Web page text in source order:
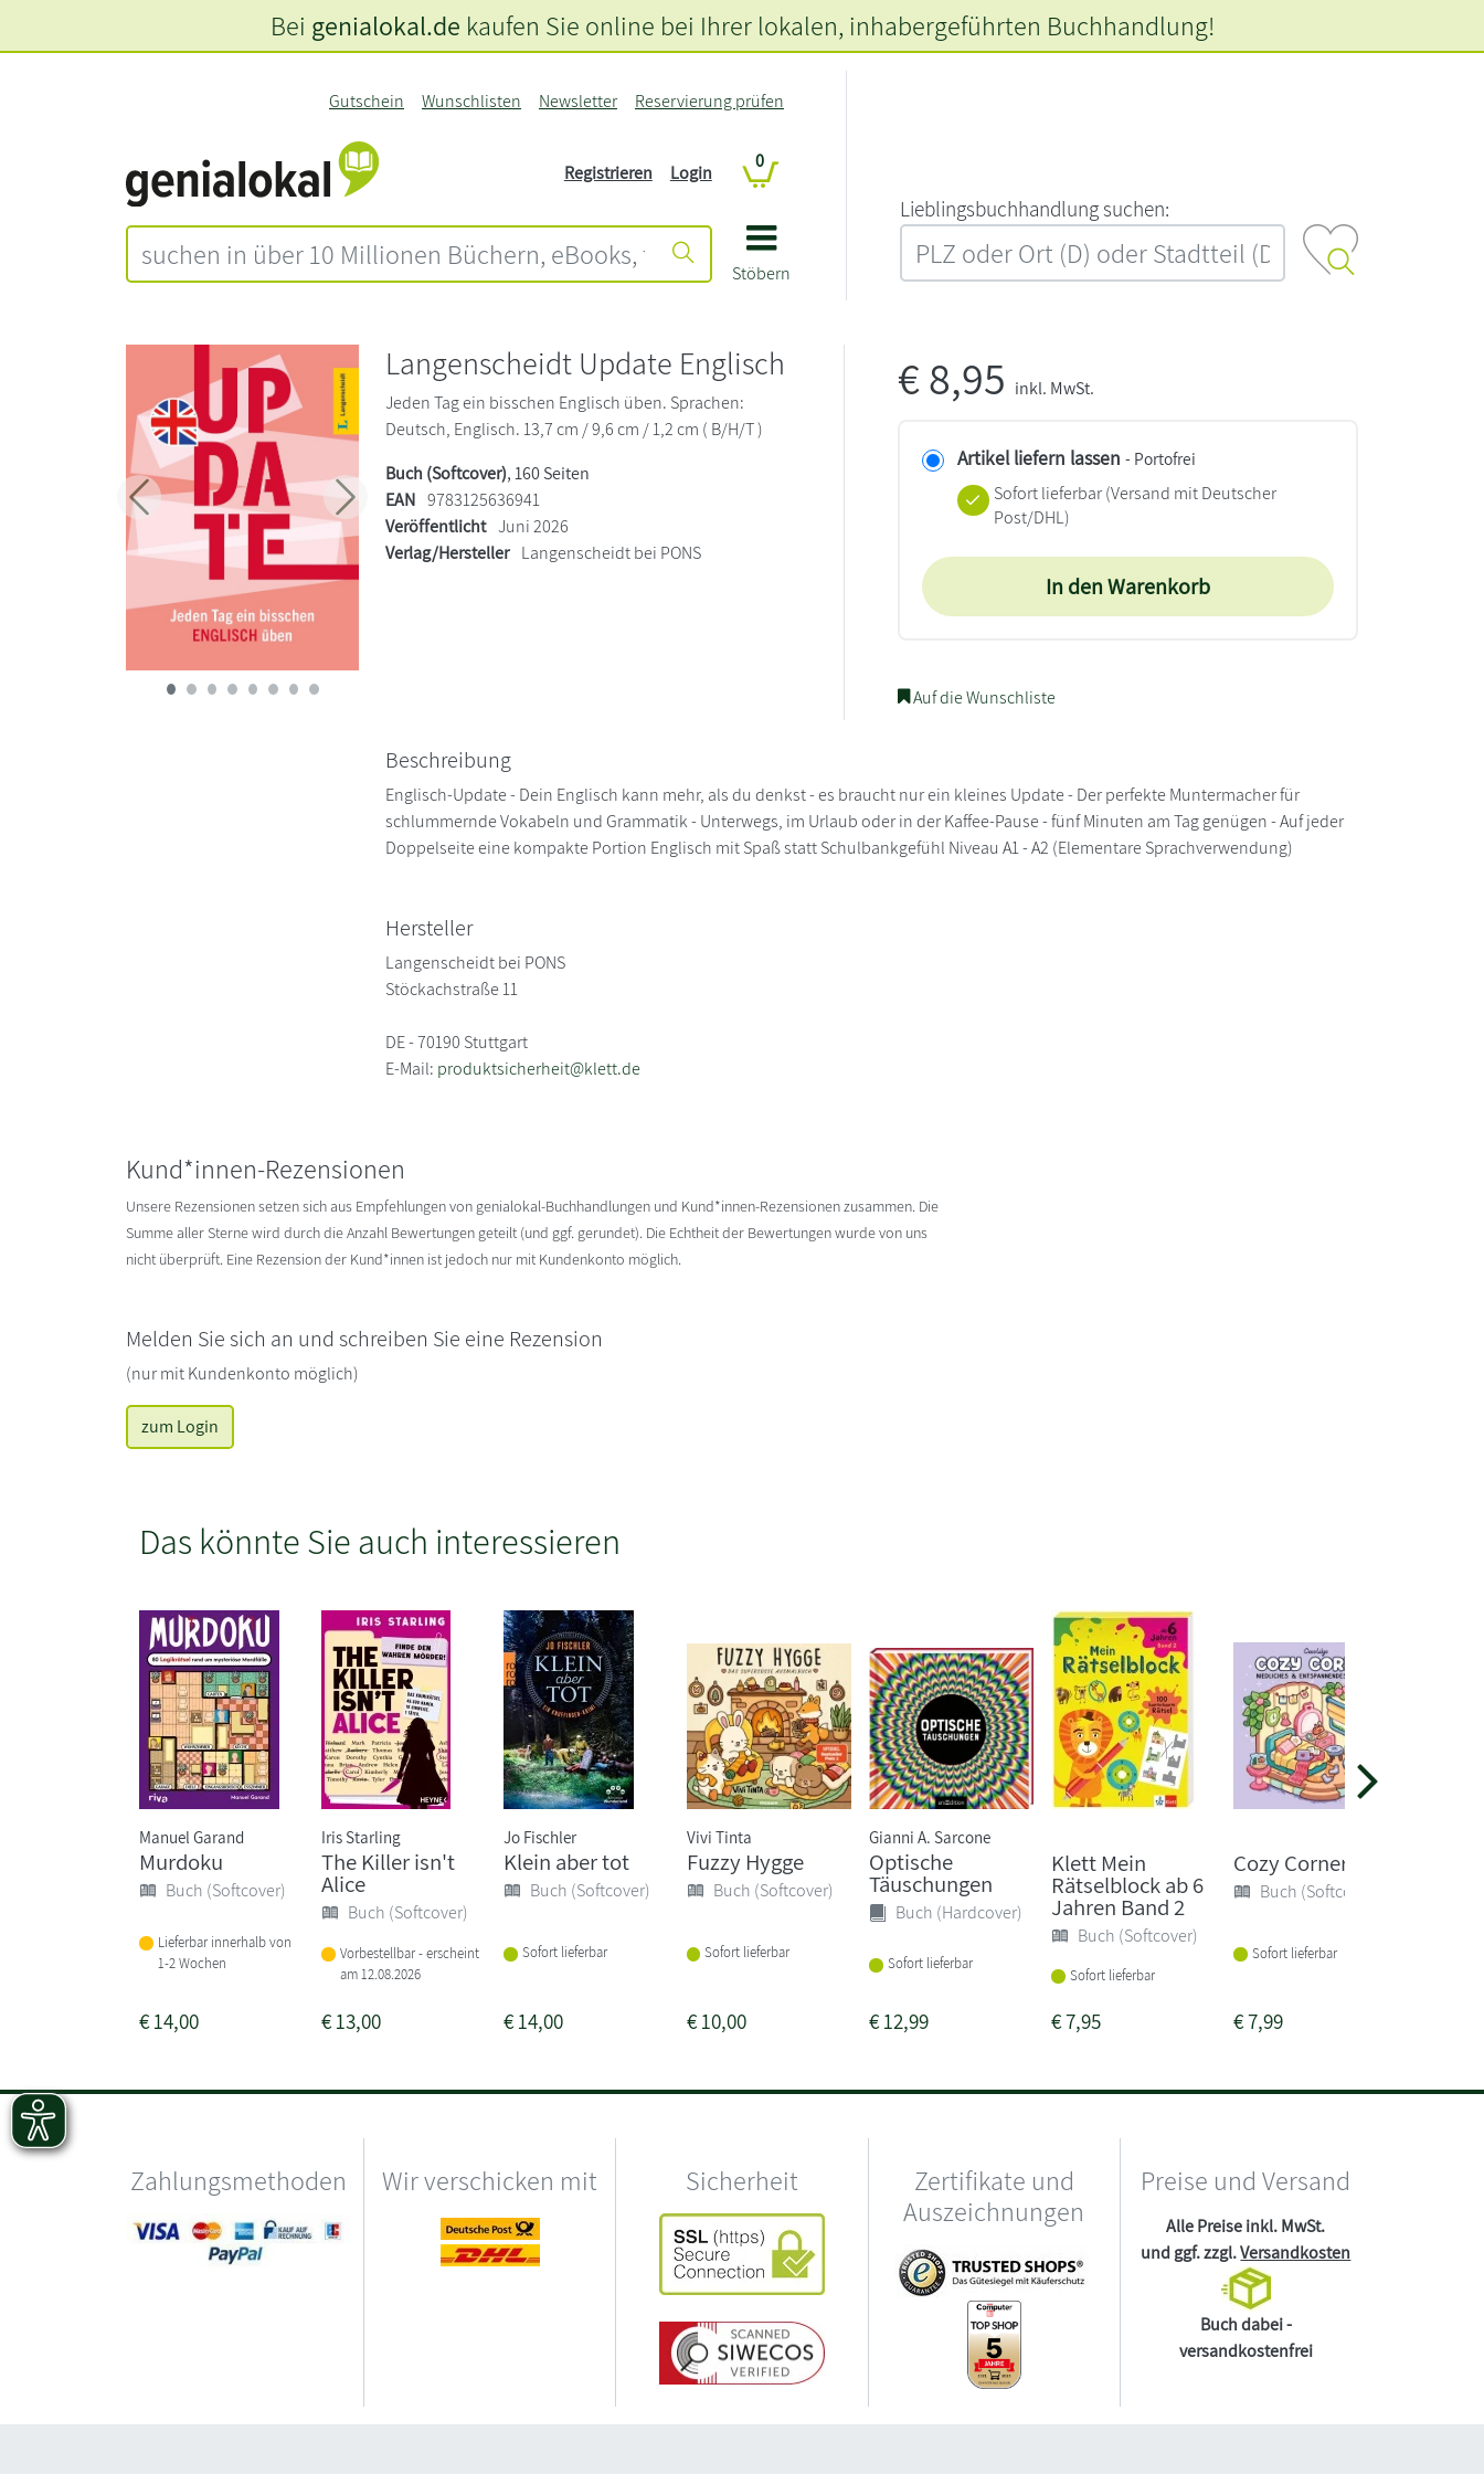
Stöbern
Gutschein Wunschlisten Newsletter Reservierung prüfen
Registrieren Login
0
L‍i‍e‍b‍l‍i‍n‍g‍s‍b‍u‍c‍h‍h‍a‍n‍d‍l‍u‍n‍g‍ ‍s‍u‍c‍h‍e‍n‍:‍
Bei genialokal.de kaufen Sie online bei Ihrer lokalen, inhabergeführten Buchhandlung!
Zurück Weiter
Langenscheidt Update Englisch
Jeden Tag ein bisschen Englisch üben. Sprachen:
Deutsch, Englisch. 13,7 cm / 9,6 cm / 1,2 cm ( B/H/T )
Buch (Softcover), 160 Seiten
EAN 9783125636941
Veröffentlicht Juni 2026
Verlag/Hersteller Langenscheidt bei PONS
€8,95 inkl. MwSt.
Artikel liefern lassen - Portofrei
Sofort lieferbar(Versand mit Deutscher
Post/DHL)
In den Warenkorb
Auf die Wunschliste
Beschreibung
Englisch-Update - Dein Englisch kann mehr, als du denkst - es braucht nur ein kleines Update - Der perfekte Muntermacher für
schlummernde Vokabeln und Grammatik - Unterwegs, im Urlaub oder in der Kaffee-Pause - fünf Minuten am Tag genügen - Auf jeder
Doppelseite eine kompakte Portion Englisch mit Spaß statt Schulbankgefühl Niveau A1 - A2 (Elementare Sprachverwendung)
Hersteller
Langenscheidt bei PONS
Stöckachstraße 11
DE - 70190 Stuttgart
E-Mail: produktsicherheit@klett.de
Kund*innen-Rezensionen
Unsere Rezensionen setzen sich aus Empfehlungen von genialokal-Buchhandlungen und Kund*innen-Rezensionen zusammen. Die
Summe aller Sterne wird durch die Anzahl Bewertungen geteilt (und ggf. gerundet). Die Echtheit der Bewertungen wurde von uns
nicht überprüft. Eine Rezension der Kund*innen ist jedoch nur mit Kundenkonto möglich.
Melden Sie sich an und schreiben Sie eine Rezension
(nur mit Kundenkonto möglich)
zum Login
Das könnte Sie auch interessieren
Manuel Garand
Murdoku
Buch (Softcover)
Lieferbar innerhalb von
1-2 Wochen
€14,00
Iris Starling
The Killer isn't
Alice
Buch (Softcover)
Vorbestellbar - erscheint
am 12.08.2026
€13,00
Jo Fischler
Klein aber tot
Buch (Softcover)
Sofort lieferbar
€14,00
Vivi Tinta
Fuzzy Hygge
Buch (Softcover)
Sofort lieferbar
€10,00
Gianni A. Sarcone
Optische
Täuschungen
Buch (Hardcover)
Sofort lieferbar
€12,99
Klett Mein
Rätselblock ab 6
Jahren Band 2
Buch (Softcover)
Sofort lieferbar
€7,95
Cozy Corner
Buch (Softcover)
Sofort lieferbar
€7,99
Zahlungsmethoden Wir verschicken mit Sicherheit
Zertifikate und
Auszeichnungen
Preise und Versand
Alle Preise inkl. MwSt.
und ggf. zzgl.Versandkosten
Buch dabei -
versandkostenfrei